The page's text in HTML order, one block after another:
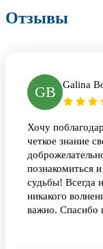
Отзывы
GB Galina
Хочу
четкое знание
познакомиться
судьбы! Всегда
никакого
важно. Спасибо